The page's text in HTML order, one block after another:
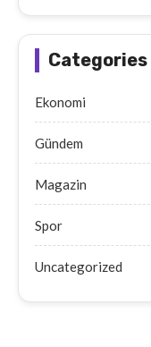
Categories
Ekonomi
Gündem
Magazin
Spor
Uncategorized